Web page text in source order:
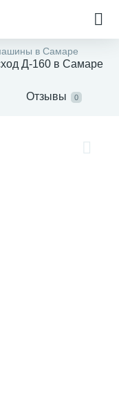
в Самаре
Д-160 в Самаре
Отзывы 0